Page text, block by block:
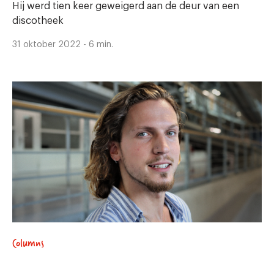
Hij werd tien keer geweigerd aan de deur van een
discotheek
31 oktober 2022 - 6 min.
Columns